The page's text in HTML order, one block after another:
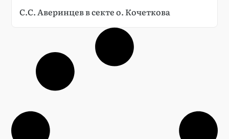
С.С. Аверинцев в секте о. Кочеткова